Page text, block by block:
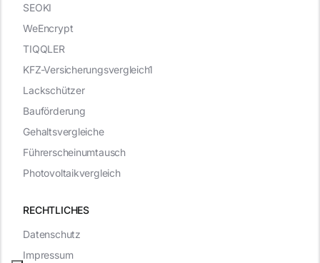
RECHTLICHES
SEOKI
WeEncrypt
TIQQLER
KFZ-Versicherungsvergleich1
Lackschützer
Bauförderung
Gehaltsvergleiche
Führerscheinumtausch
Photovoltaikvergleich
Datenschutz
Impressum